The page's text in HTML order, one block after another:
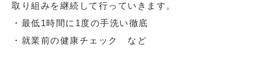
取り組みを継続して行っていきます。
・最低1時間に1度の手洗い徹底
・就業前の健康チェック など